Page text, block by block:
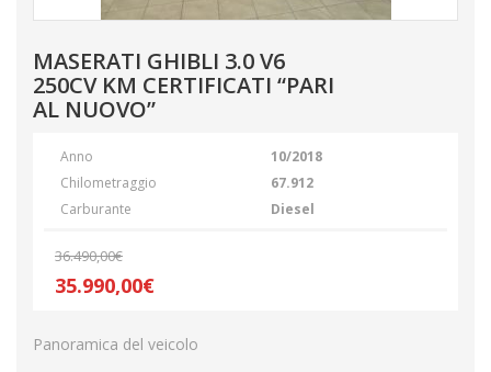
MASERATI GHIBLI 3.0 V6
250CV KM CERTIFICATI “PARI
AL NUOVO”
Anno
10/2018
Chilometraggio
67.912
Carburante
Diesel
36.490,00€
35.990,00€
Panoramica del veicolo